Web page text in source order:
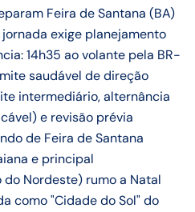
Feira de Santana (BA)
exige planejamento
14h35 ao volante pela BR-
saudável de direção
intermediário, alternância
e revisão prévia
de Feira de Santana
e principal
Nordeste) rumo a Natal
como "Cidade do Sol" do